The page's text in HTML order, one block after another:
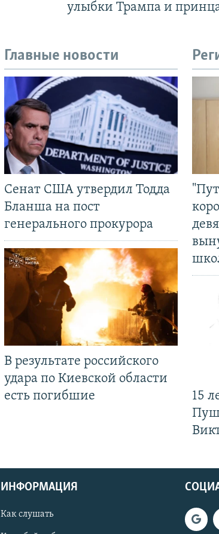
улыбки Трампа и
Главные новости
Сенат США утвердил Тодда
Бланша на пост
генерального прокурора
В результате российского
удара по Киевской области
есть погибшие
15
ИНФОРМАЦИЯ
Как слушать